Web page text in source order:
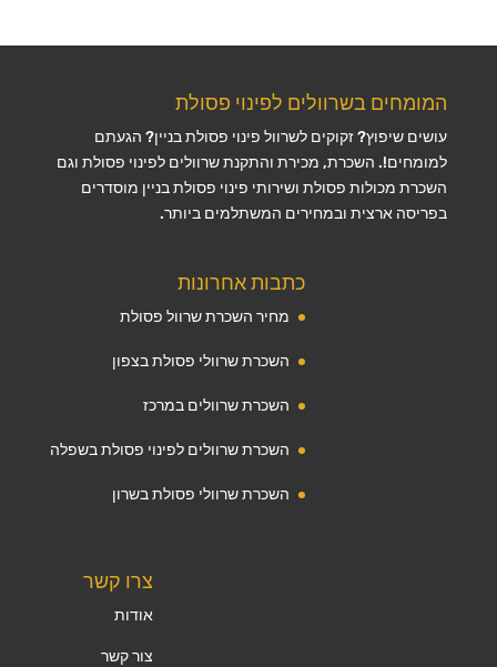
המומחים בשרוולים לפינוי פסולת
עושים שיפוץ? זקוקים לשרוול פינוי פסולת בניין? הגעתם
למומחים!. השכרת, מכירת והתקנת שרוולים לפינוי פסולת וגם
השכרת מכולות פסולת ושירותי פינוי פסולת בניין מוסדרים
בפריסה ארצית ובמחירים המשתלמים ביותר.
כתבות אחרונות
מחיר השכרת שרוול פסולת
השכרת שרוולי פסולת בצפון
השכרת שרוולים במרכז
השכרת שרוולים לפינוי פסולת בשפלה
השכרת שרוולי פסולת בשרון
צרו קשר
אודות
צור קשר